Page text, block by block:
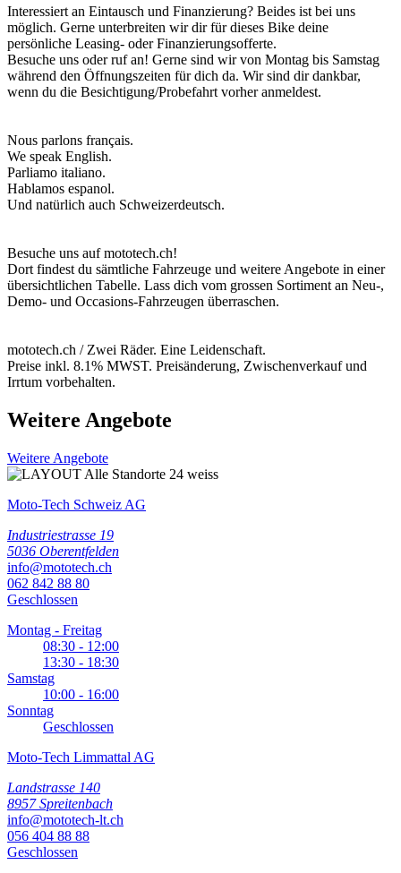
Interessiert an Eintausch und Finanzierung? Beides ist bei uns
möglich. Gerne unterbreiten wir dir für dieses Bike deine
persönliche Leasing- oder Finanzierungsofferte.
Besuche uns oder ruf an! Gerne sind wir von Montag bis Samstag
während den Öffnungszeiten für dich da. Wir sind dir dankbar,
wenn du die Besichtigung/Probefahrt vorher anmeldest.
Nous parlons français.
We speak English.
Parliamo italiano.
Hablamos espanol.
Und natürlich auch Schweizerdeutsch.
Besuche uns auf mototech.ch!
Dort findest du sämtliche Fahrzeuge und weitere Angebote in einer
übersichtlichen Tabelle. Lass dich vom grossen Sortiment an Neu-,
Demo- und Occasions-Fahrzeugen überraschen.
mototech.ch / Zwei Räder. Eine Leidenschaft.
Preise inkl. 8.1% MWST. Preisänderung, Zwischenverkauf und
Irrtum vorbehalten.
Weitere Angebote
Weitere Angebote
Moto-Tech Schweiz AG
Industriestrasse 19
5036 Oberentfelden
info@mototech.ch
062 842 88 80
Geschlossen
Montag - Freitag
08:30 - 12:00
13:30 - 18:30
Samstag
10:00 - 16:00
Sonntag
Geschlossen
Moto-Tech Limmattal AG
Landstrasse 140
8957 Spreitenbach
info@mototech-lt.ch
056 404 88 88
Geschlossen